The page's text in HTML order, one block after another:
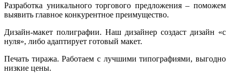
Разработка уникального торгового предложения – поможем
выявить главное конкурентное преимущество.
Дизайн-макет полиграфии. Наш дизайнер создаст дизайн «с
нуля», либо адаптирует готовый макет.
Печать тиража. Работаем с лучшими типографиями, выгодно
низкие цены.